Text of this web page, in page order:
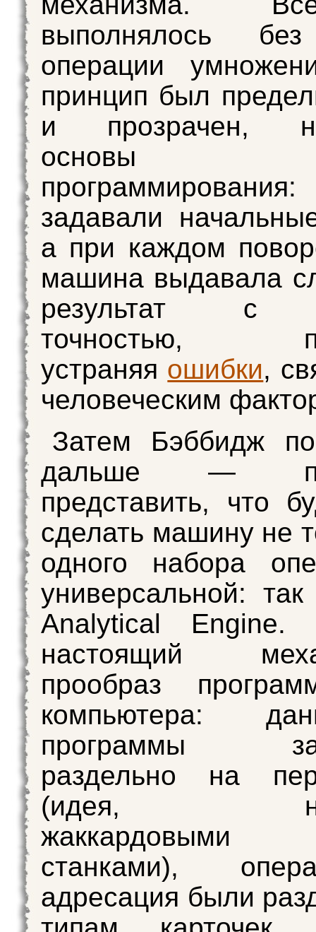
выполнялось
операции
принцип был
и прозрачен,
основы
задавали
а при каждом
машина выдавала
результат с
точностью,
устраняя ошибки,
человеческим
Затем Бэббидж
дальше —
представить, что
сделать машину не
одного набора
универсальной:
Analytical
настоящий
прообраз
компьютера:
программы
раздельно на
(идея,
жаккардовыми
станками),
адресация были